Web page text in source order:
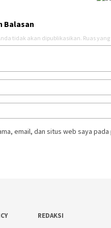
Balasan
tidak akan dipublikasikan. Ruas
email, dan situs web saya
REDAKSI